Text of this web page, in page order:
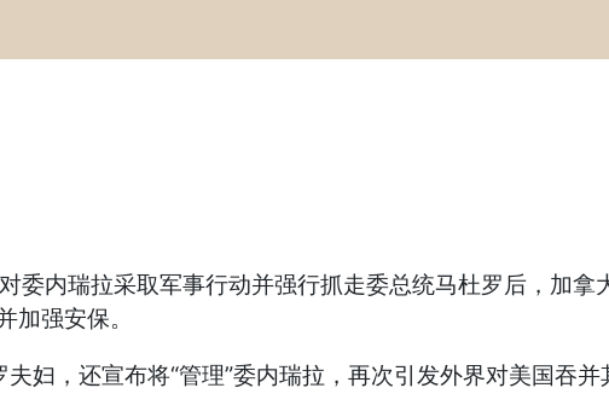
内瑞拉采取军事行动并强行抓走委总统马杜罗后，加拿
加强安保。
妇，还宣布将“管理”委内瑞拉，再次引发外界对美国吞